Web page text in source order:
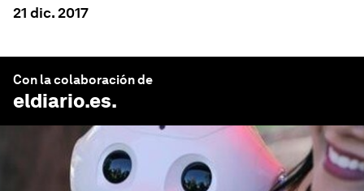
21 dic. 2017
Con la colaboración de
eldiario.es.